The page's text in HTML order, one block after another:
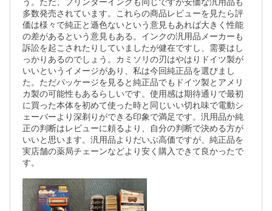
多数発売されています。これらの商品レビューを見たら評
価は様々で純正と遜色ないという意見もあれば大きく性能
の差があるという意見もある。インクの汎用品メーカーも
訴訟を起こされたりしていましたが健在ですし、需要はし
っかりあるのでしょう。カミソリの刃はやはりドイツ製が
いいというイメージがあり、私は今回純正品を選びまし
た。ただパッケージを見ると純正品でもドイツ製とアメリ
カ製の可能性もあるらしいです。使用感は期待通りで最初
に買った本体を初めて使った時と同じいい切れ味で電動シ
ェーバーより深剃りができる印象で満足です。汎用品か純
正の判断はレビューに頼るより、自分の判断で決める方が
いいと思います。汎用品よりだいぶ高価ですが、純正品を
実店舗の薬局チェーンなどより安く購入できて良かったで
す。